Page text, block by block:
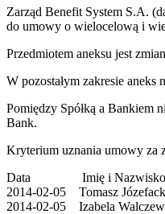
Zarząd Benefit System S.A.
do umowy o wielocelową i
Przedmiotem aneksu jest
W pozostałym zakresie
Pomiędzy Spółką a Bankiem
Bank.
Kryterium uznania umowy za
Data Imię i
2014-02-05 Tomasz
2014-02-05 Izabela